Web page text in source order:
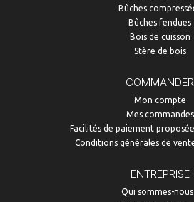
Bûches
Bûches fendues
Bois de cuisson
Stère de bois
COMMANDER
Mon compte
Mes commandes
Facilités de paiement
Conditions générales de
ENTREPRISE
Qui sommes-nous